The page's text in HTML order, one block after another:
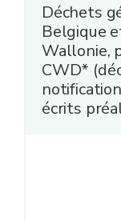
Déchets
Belgique
Wallonie,
CWD*
écrits